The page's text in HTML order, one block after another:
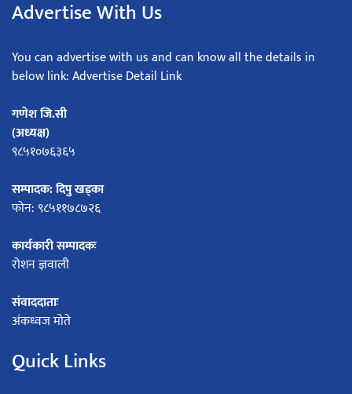
Advertise With Us
You can advertise with us and can know all the details in
below link: Advertise Detail Link
गणेश जि.सी
(अध्यक्ष)
९८५१०७६३६५
सम्पादक: दिपु खड्का
फोन: ९८५११७८७२६
कार्यकारी सम्पादकः
रोशन ज्ञवाली
संवाददाताः
अंकध्वज मोते
Quick Links